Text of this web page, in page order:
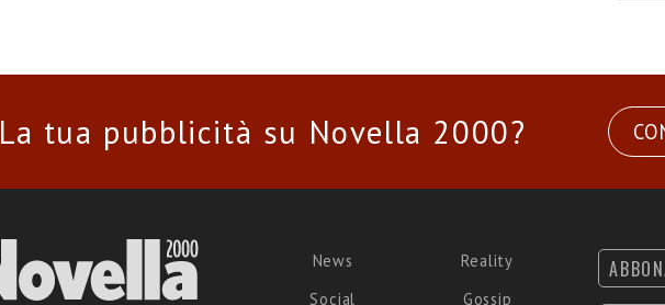
La tua pubblicità su Novella 2000?
News
Reality
Social
Gossip